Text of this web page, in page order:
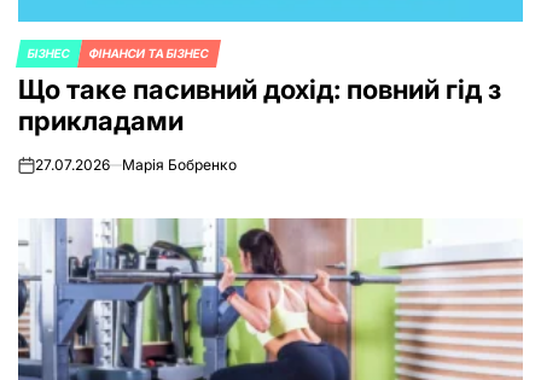
POSTED
IN
БІЗНЕС ФІНАНСИ ТА БІЗНЕС
Що таке пасивний дохід: повний гід з
прикладами
on27.07.2026 Марія Бобренко